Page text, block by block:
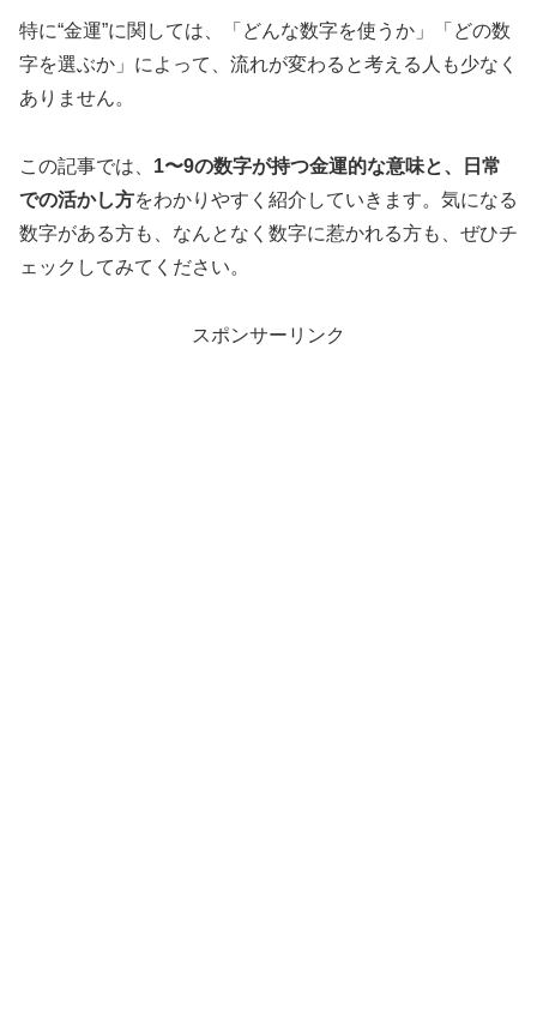
特に“金運”に関しては、「どんな数字を使うか」「どの数
字を選ぶか」によって、流れが変わると考える人も少なく
ありません。
この記事では、 1〜9の数字が持つ金運的な意味と、日常
での活かし方をわかりやすく紹介していきます。気になる
数字がある方も、なんとなく数字に惹かれる方も、ぜひチ
ェックしてみてください。
スポンサーリンク